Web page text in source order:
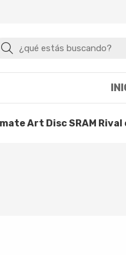
Buscar
Art Disc SRAM Rival